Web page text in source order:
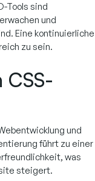
Tools sind
und
Eine kontinuierliche
zu sein.
CSS-
und
führt zu einer
was
steigert.